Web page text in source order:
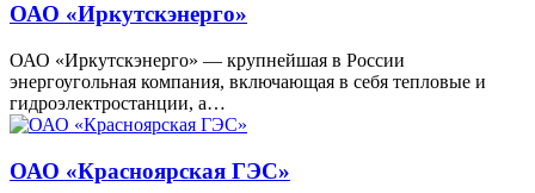
ОАО «Иркутскэнерго»
ОАО «Иркутскэнерго» — крупнейшая в России
энергоугольная компания, включающая в себя тепловые и
гидроэлектростанции, а…
ОАО «Красноярская ГЭС»